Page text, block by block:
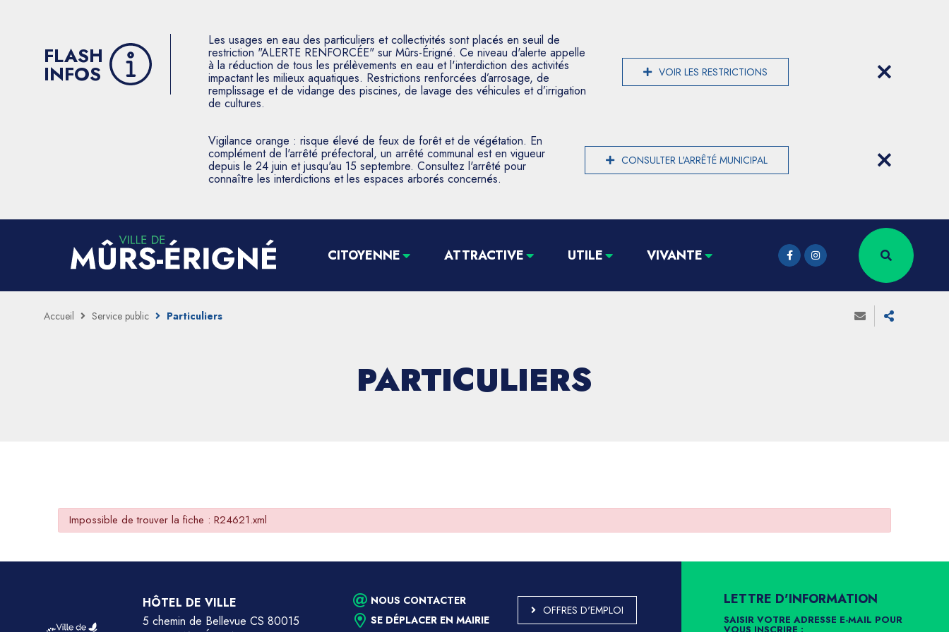
FLASH
INFOS
Les usages en eau des particuliers et collectivités sont placés en seuil de
restriction "ALERTE RENFORCÉE" sur Mûrs-Érigné. Ce niveau d'alerte appelle
à la réduction de tous les prélèvements en eau et l'interdiction des activités
impactant les milieux aquatiques. Restrictions renforcées d’arrosage, de
remplissage et de vidange des piscines, de lavage des véhicules et d’irrigation
de cultures.
VOIR LES RESTRICTIONS
Vigilance orange : risque élevé de feux de forêt et de végétation. En
complément de l'arrêté préfectoral, un arrêté communal est en vigueur
depuis le 24 juin et jusqu'au 15 septembre. Consultez l'arrêté pour
connaître les interdictions et les espaces arborés concernés.
CONSULTER L'ARRÊTÉ MUNICIPAL
CITOYENNE ATTRACTIVE UTILE VIVANTE
Accueil Service public Particuliers
PARTICULIERS
Impossible de trouver la fiche : R24621.xml
HÔTEL DE VILLE
5 chemin de Bellevue CS 80015
NOUS CONTACTER
SE DÉPLACER EN MAIRIE
OFFRES D'EMPLOI
LETTRE D'INFORMATION
SAISIR VOTRE ADRESSE E-MAIL POUR